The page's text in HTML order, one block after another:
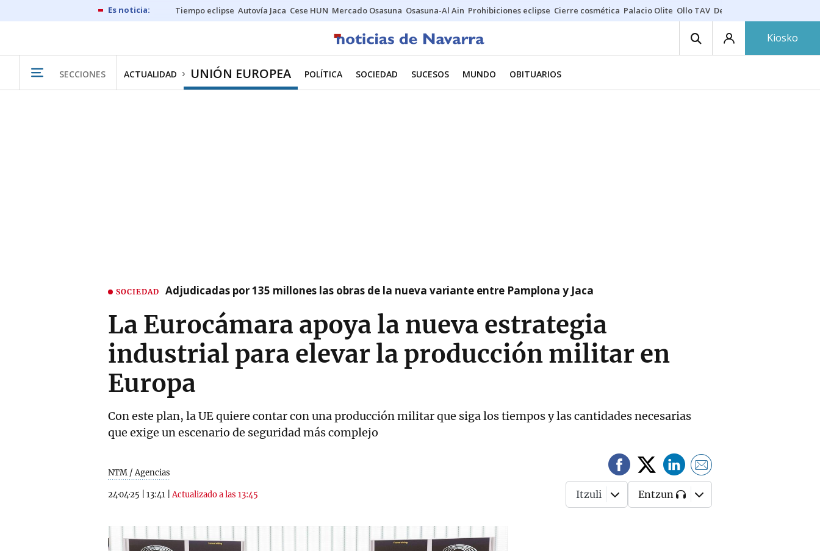
Tiempo eclipse Autovía Jaca Cese HUN Mercado Osasuna Osasuna-Al Ain Prohibiciones eclipse Cierre cosmética Palacio Olite Ollo TAV Derrama vecinos
Kiosko
SECCIONES ACTUALIDAD UNIÓN EUROPEA POLÍTICA SOCIEDAD SUCESOS MUNDO OBITUARIOS
SOCIEDAD Adjudicadas por 135 millones las obras de la nueva variante entre Pamplona y Jaca
La Eurocámara apoya la nueva estrategia
industrial para elevar la producción militar en
Europa
Con este plan, la UE quiere contar con una producción militar que siga los tiempos y las cantidades necesarias
que exige un escenario de seguridad más complejo
NTM / Agencias
24·04·25 13:41 |Actualizado a las 13:45 Itzuli Entzun